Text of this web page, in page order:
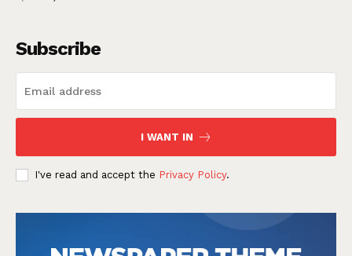
Subscribe
I WANT IN
I've read and accept the Privacy Policy.